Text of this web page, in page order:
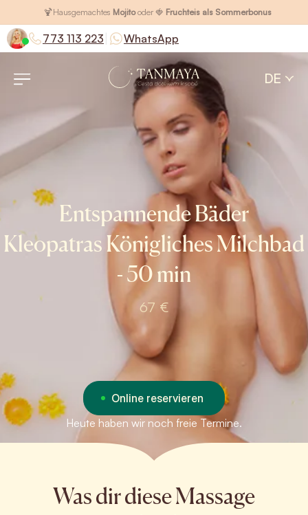
🍹Hausgemachtes Mojitooder 🍓 Fruchteis als Sommerbonus
773 113 223 WhatsApp
DE
Entspannende Bäder
Kleopatras Königliches Milchbad
- 50 min
67 €
Online reservieren
Heute haben wir noch freie Termine.
Was dir diese Massage